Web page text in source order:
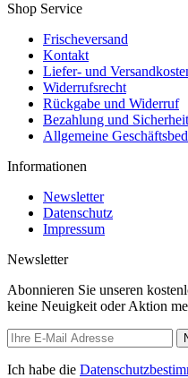
Shop Service
Frischeversand
Kontakt
Liefer- und
Widerrufsrecht
Rückgabe und Widerruf
Bezahlung und Sicherheit
Allgemeine
Informationen
Newsletter
Datenschutz
Impressum
Newsletter
Abonnieren Sie unseren
keine Neuigkeit oder Aktion
Ich habe die